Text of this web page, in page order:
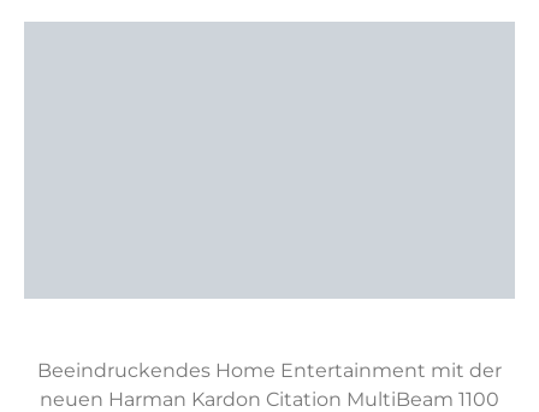
Beeindruckendes Home Entertainment mit der
neuen Harman Kardon Citation MultiBeam 1100